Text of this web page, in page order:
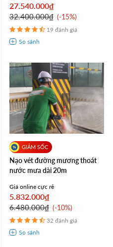
27.540.000₫
32.400.000₫ -15%
19 đánh giá
Nạo vét đường mương thoát
nước mưa dài 20m
Giá online cực rẻ
5.832.000₫
6.480.000₫ -10%
32 đánh giá